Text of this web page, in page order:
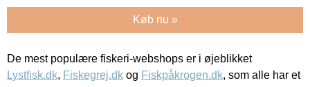
Køb nu »
De mest populære fiskeri-webshops er i øjeblikket
Lystfisk.dk, Fiskegrej.dk og Fiskpåkrogen.dk, som alle har et